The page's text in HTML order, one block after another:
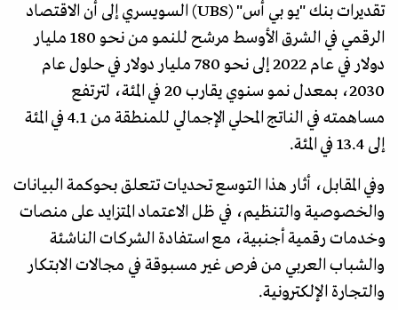
تقديرات بنك "يو بي أس" (UBS) السويسري إلى أن الاقتصاد
الرقمي في الشرق الأوسط مرشح للنمو من نحو 180 مليار
دولار في عام 2022 إلى نحو 780 مليار دولار في حلول عام
2030، بمعدل نمو سنوي يقارب 20 في المئة، لترتفع
مساهمته في الناتج المحلي الإجمالي للمنطقة من 4.1 في المئة
إلى 13.4 في المئة.
وفي المقابل، أثار هذا التوسع تحديات تتعلق بحوكمة البيانات
والخصوصية والتنظيم، في ظل الاعتماد المتزايد على منصات
وخدمات رقمية أجنبية، مع استفادة الشركات الناشئة
والشباب العربي من فرص غير مسبوقة في مجالات الابتكار
والتجارة الإلكترونية.